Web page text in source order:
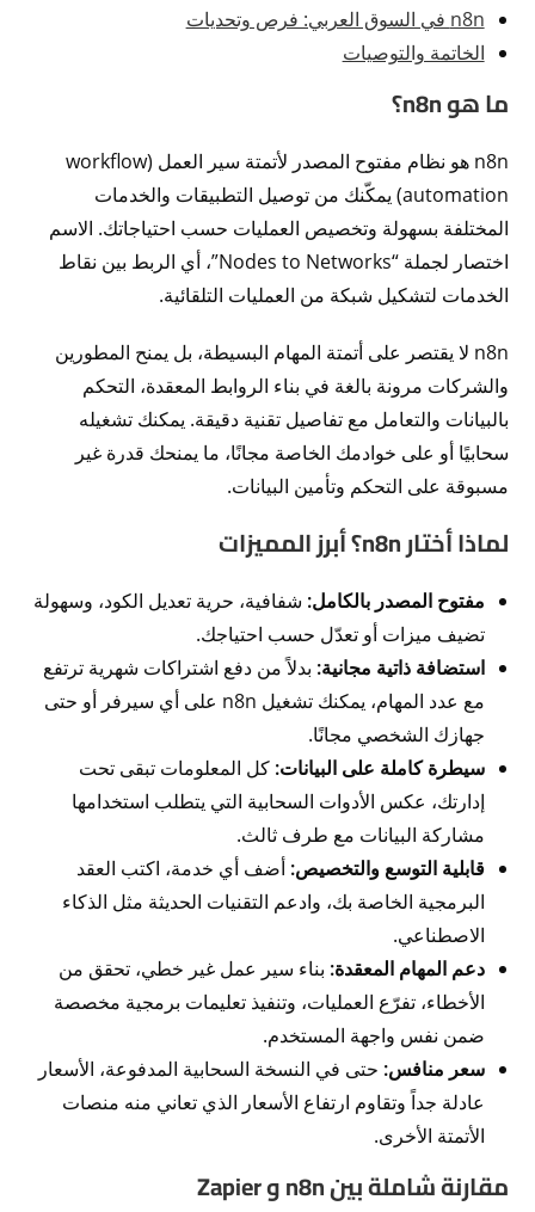
n8n في السوق العربي: فرص وتحديات
الخاتمة والتوصيات
ما هو n8n؟
n8n هو نظام مفتوح المصدر لأتمتة سير العمل (workflow
automation) يمكّنك من توصيل التطبيقات والخدمات
المختلفة بسهولة وتخصيص العمليات حسب احتياجاتك. الاسم
اختصار لجملة “Nodes to Networks”، أي الربط بين نقاط
الخدمات لتشكيل شبكة من العمليات التلقائية.
n8n لا يقتصر على أتمتة المهام البسيطة، بل يمنح المطورين
والشركات مرونة بالغة في بناء الروابط المعقدة، التحكم
بالبيانات والتعامل مع تفاصيل تقنية دقيقة. يمكنك تشغيله
سحابيًا أو على خوادمك الخاصة مجانًا، ما يمنحك قدرة غير
مسبوقة على التحكم وتأمين البيانات.
لماذا أختار n8n؟ أبرز المميزات
مفتوح المصدر بالكامل: شفافية، حرية تعديل الكود، وسهولة
تضيف ميزات أو تعدّل حسب احتياجك.
استضافة ذاتية مجانية: بدلاً من دفع اشتراكات شهرية ترتفع
مع عدد المهام، يمكنك تشغيل n8n على أي سيرفر أو حتى
جهازك الشخصي مجانًا.
سيطرة كاملة على البيانات: كل المعلومات تبقى تحت
إدارتك، عكس الأدوات السحابية التي يتطلب استخدامها
مشاركة البيانات مع طرف ثالث.
قابلية التوسع والتخصيص: أضف أي خدمة، اكتب العقد
البرمجية الخاصة بك، وادعم التقنيات الحديثة مثل الذكاء
الاصطناعي.
دعم المهام المعقدة: بناء سير عمل غير خطي، تحقق من
الأخطاء، تفرّع العمليات، وتنفيذ تعليمات برمجية مخصصة
ضمن نفس واجهة المستخدم.
سعر منافس: حتى في النسخة السحابية المدفوعة، الأسعار
عادلة جداً وتقاوم ارتفاع الأسعار الذي تعاني منه منصات
الأتمتة الأخرى.
مقارنة شاملة بين n8n و Zapier